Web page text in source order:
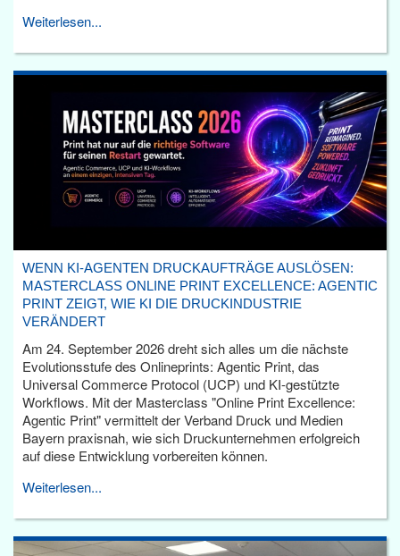
Weiterlesen...
WENN KI-AGENTEN DRUCKAUFTRÄGE AUSLÖSEN:
MASTERCLASS ONLINE PRINT EXCELLENCE: AGENTIC
PRINT ZEIGT, WIE KI DIE DRUCKINDUSTRIE
VERÄNDERT
Am 24. September 2026 dreht sich alles um die nächste
Evolutionsstufe des Onlineprints: Agentic Print, das
Universal Commerce Protocol (UCP) und KI-gestützte
Workflows. Mit der Masterclass "Online Print Excellence:
Agentic Print" vermittelt der Verband Druck und Medien
Bayern praxisnah, wie sich Druckunternehmen erfolgreich
auf diese Entwicklung vorbereiten können.
Weiterlesen...